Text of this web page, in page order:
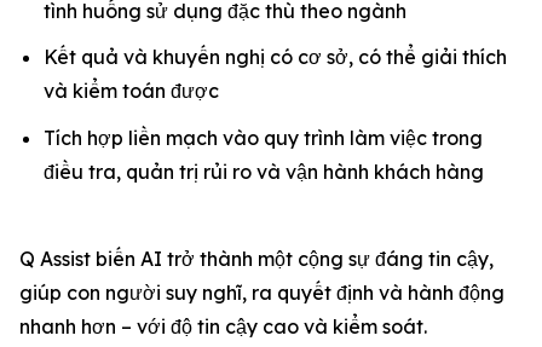
tình huống sử dụng đặc thù theo ngành
Kết quả và khuyến nghị có cơ sở, có thể giải thích
và kiểm toán được
Tích hợp liền mạch vào quy trình làm việc trong
điều tra, quản trị rủi ro và vận hành khách hàng
Q Assist biến AI trở thành một cộng sự đáng tin cậy,
giúp con người suy nghĩ, ra quyết định và hành động
nhanh hơn – với độ tin cậy cao và kiểm soát.